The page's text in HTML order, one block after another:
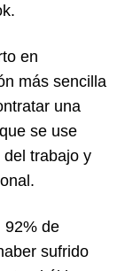
en
más sencilla
una
se use
trabajo y
92% de
sufrido